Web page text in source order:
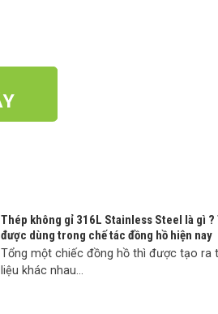
Thép không gỉ 316L Stainless Steel là gì ?
được dùng trong chế tác đồng hồ hiện nay
Tổng một chiếc đồng hồ thì được tạo ra
liệu khác nhau...